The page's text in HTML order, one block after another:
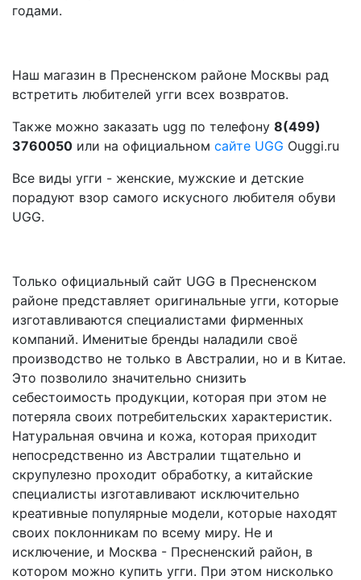
годами.
Наш магазин в Пресненском районе Москвы рад
встретить любителей угги всех возвратов.
Также можно заказать ugg по телефону 8(499)
3760050 или на официальном сайте UGG Ouggi.ru
Все виды угги - женские, мужские и детские
порадуют взор самого искусного любителя обуви
UGG.
Только официальный сайт UGG в Пресненском
районе представляет оригинальные угги, которые
изготавливаются специалистами фирменных
компаний. Именитые бренды наладили своё
производство не только в Австралии, но и в Китае.
Это позволило значительно снизить
себестоимость продукции, которая при этом не
потеряла своих потребительских характеристик.
Натуральная овчина и кожа, которая приходит
непосредственно из Австралии тщательно и
скрупулезно проходит обработку, а китайские
специалисты изготавливают исключительно
креативные популярные модели, которые находят
своих поклонникам по всему миру. Не и
исключение, и Москва - Пресненский район, в
котором можно купить угги. При этом нисколько